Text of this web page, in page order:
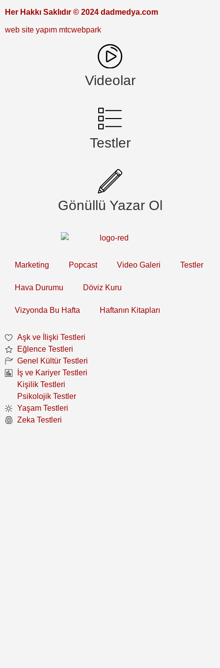
Her Hakkı Saklıdır © 2024 dadmedya.com
web site yapım mtcwebpark
Videolar
Testler
Gönüllü Yazar Ol
Marketing Popcast Video Galeri Testler
Hava Durumu Döviz Kuru
Vizyonda Bu Hafta Haftanın Kitapları
Aşk ve İlişki Testleri
Eğlence Testleri
Genel Kültür Testleri
İş ve Kariyer Testleri
Kişilik Testleri
Psikolojik Testler
Yaşam Testleri
Zeka Testleri